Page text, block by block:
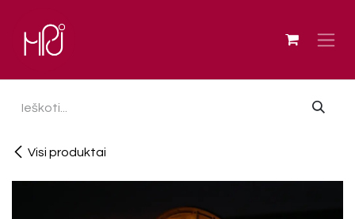
Visi produktai